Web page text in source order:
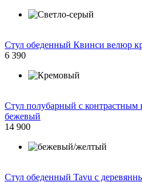
Стул обеденный Квинси велюр
6 390
Стул полубарный с
бежевый
14 900
Стул обеденный Tavu с